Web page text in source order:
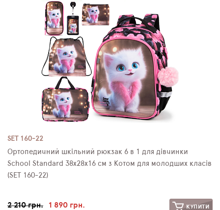
SET 160-22
Ортопедичний шкільний рюкзак 6 в 1 для дівчинки
School Standard 38х28х16 см з Котом для молодших класів
(SET 160-22)
2 210 грн. 1 890 грн. КУПИТИ